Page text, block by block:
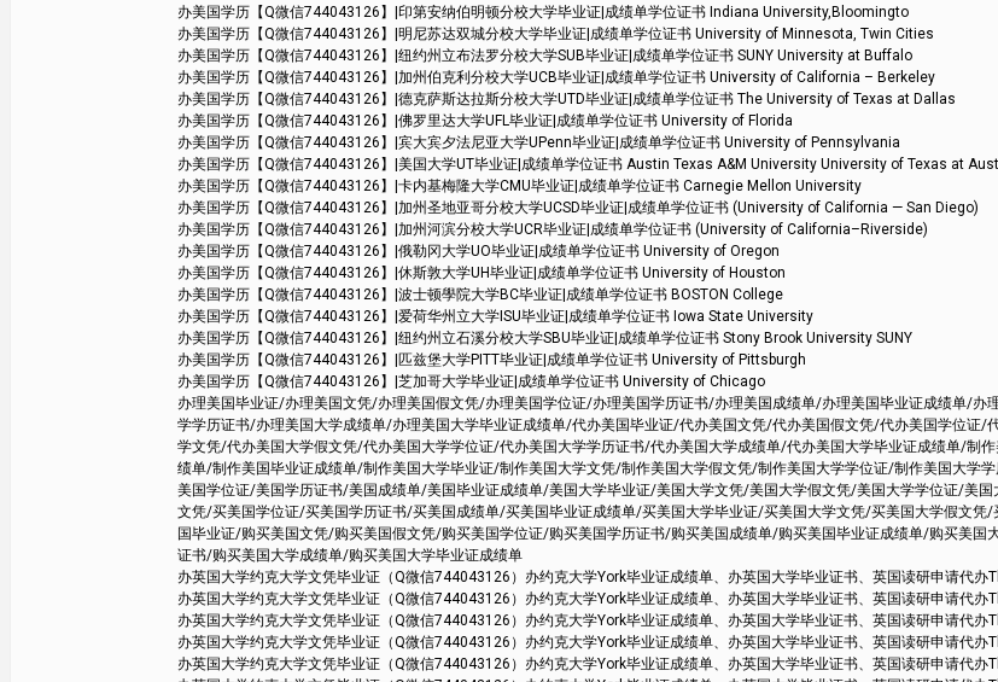
办美国学历【Q微信744043126】|印第安纳伯明顿分校大学毕业证|成绩单学位证书 Indiana University,Bloomingto
办美国学历【Q微信744043126】|明尼苏达双城分校大学毕业证|成绩单学位证书 University of Minnesota, Twin Cities
办美国学历【Q微信744043126】|纽约州立布法罗分校大学SUB毕业证|成绩单学位证书 SUNY University at Buffalo
办美国学历【Q微信744043126】|加州伯克利分校大学UCB毕业证|成绩单学位证书 University of California – Berkeley
办美国学历【Q微信744043126】|德克萨斯达拉斯分校大学UTD毕业证|成绩单学位证书 The University of Texas at Dallas
办美国学历【Q微信744043126】|佛罗里达大学UFL毕业证|成绩单学位证书 University of Florida
办美国学历【Q微信744043126】|宾大宾夕法尼亚大学UPenn毕业证|成绩单学位证书 University of Pennsylvania
办美国学历【Q微信744043126】|美国大学UT毕业证|成绩单学位证书 Austin Texas A&M University University of Texas at
办美国学历【Q微信744043126】|卡内基梅隆大学CMU毕业证|成绩单学位证书 Carnegie Mellon University
办美国学历【Q微信744043126】|加州圣地亚哥分校大学UCSD毕业证|成绩单学位证书 (University of California — San Diego)
办美国学历【Q微信744043126】|加州河滨分校大学UCR毕业证|成绩单学位证书 (University of California–Riverside)
办美国学历【Q微信744043126】|俄勒冈大学UO毕业证|成绩单学位证书 University of Oregon
办美国学历【Q微信744043126】|休斯敦大学UH毕业证|成绩单学位证书 University of Houston
办美国学历【Q微信744043126】|波士顿學院大学BC毕业证|成绩单学位证书 BOSTON College
办美国学历【Q微信744043126】|爱荷华州立大学ISU毕业证|成绩单学位证书 Iowa State University
办美国学历【Q微信744043126】|纽约州立石溪分校大学SBU毕业证|成绩单学位证书 Stony Brook University SUNY
办美国学历【Q微信744043126】|匹兹堡大学PITT毕业证|成绩单学位证书 University of Pittsburgh
办美国学历【Q微信744043126】|芝加哥大学毕业证|成绩单学位证书 University of Chicago
办理美国毕业证/办理美国文凭/办理美国假文凭/办理美国学位证/办理美国学历证书/办理美国成绩单/办理美国毕业证成绩单/
学学历证书/办理美国大学成绩单/办理美国大学毕业证成绩单/代办美国毕业证/代办美国文凭/代办美国假文凭/代办美国学位
学文凭/代办美国大学假文凭/代办美国大学学位证/代办美国大学学历证书/代办美国大学成绩单/代办美国大学毕业证成绩单/
绩单/制作美国毕业证成绩单/制作美国大学毕业证/制作美国大学文凭/制作美国大学假文凭/制作美国大学学位证/制作美国大
美国学位证/美国学历证书/美国成绩单/美国毕业证成绩单/美国大学毕业证/美国大学文凭/美国大学假文凭/美国大学学位证/美
文凭/买美国学位证/买美国学历证书/买美国成绩单/买美国毕业证成绩单/买美国大学毕业证/买美国大学文凭/买美国大学假文
国毕业证/购买美国文凭/购买美国假文凭/购买美国学位证/购买美国学历证书/购买美国成绩单/购买美国毕业证成绩单/购买美
证书/购买美国大学成绩单/购买美国大学毕业证成绩单
办英国大学约克大学文凭毕业证（Q微信744043126）办约克大学York毕业证成绩单、办英国大学毕业证书、英国读研申请代办
办英国大学约克大学文凭毕业证（Q微信744043126）办约克大学York毕业证成绩单、办英国大学毕业证书、英国读研申请代办
办英国大学约克大学文凭毕业证（Q微信744043126）办约克大学York毕业证成绩单、办英国大学毕业证书、英国读研申请代办
办英国大学约克大学文凭毕业证（Q微信744043126）办约克大学York毕业证成绩单、办英国大学毕业证书、英国读研申请代办
办英国大学约克大学文凭毕业证（Q微信744043126）办约克大学York毕业证成绩单、办英国大学毕业证书、英国读研申请代办